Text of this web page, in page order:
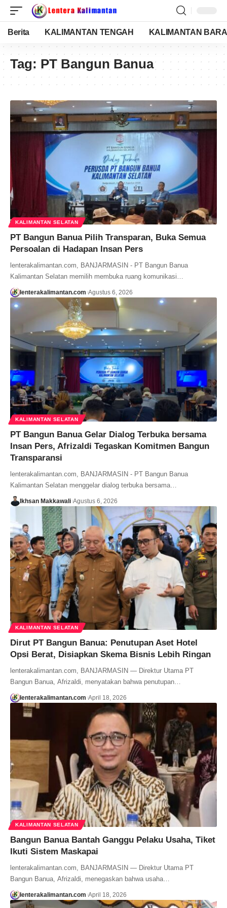
Berita KALIMANTAN TENGAH KALIMANTAN
Tag: PT Bangun Banua
KALIMANTAN SELATAN
PT Bangun Banua Pilih Transparan, Buka Semua
Persoalan di Hadapan Insan Pers
lenterakalimantan.com, BANJARMASIN - PT Bangun Banua
Kalimantan Selatan memilih membuka ruang komunikasi…
lenterakalimantan.com Agustus 6, 2026
KALIMANTAN SELATAN
PT Bangun Banua Gelar Dialog Terbuka bersama
Insan Pers, Afrizaldi Tegaskan Komitmen Bangun
Transparansi
lenterakalimantan.com, BANJARMASIN - PT Bangun Banua
Kalimantan Selatan menggelar dialog terbuka bersama…
Ikhsan Makkawali Agustus 6, 2026
KALIMANTAN SELATAN
Dirut PT Bangun Banua: Penutupan Aset Hotel
Opsi Berat, Disiapkan Skema Bisnis Lebih Ringan
lenterakalimantan.com, BANJARMASIN — Direktur Utama PT
Bangun Banua, Afrizaldi, menyatakan bahwa penutupan…
lenterakalimantan.com April 18, 2026
KALIMANTAN SELATAN
Bangun Banua Bantah Ganggu Pelaku Usaha, Tiket
Ikuti Sistem Maskapai
lenterakalimantan.com, BANJARMASIN — Direktur Utama PT
Bangun Banua, Afrizaldi, menegaskan bahwa usaha…
lenterakalimantan.com April 18, 2026